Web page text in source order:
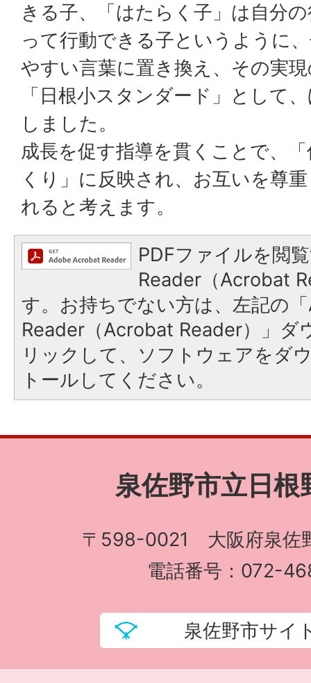
きる子、「はたらく子」は自分
って行動できる子というように
やすい言葉に置き換え、その実
「日根小スタンダード」として
しました。
成長を促す指導を貫くことで、
くり」に反映され、お互いを尊
れると考えます。
PDFファイルを閲
Reader（Acrobat
す。お持ちでない方は、左記の
Reader（Acrobat Reader）」ダ
リックして、ソフトウェアをダ
トールしてください。
泉佐野市立日根
〒598-0021 大阪府泉佐
電話番号：072-
泉佐野市サイ